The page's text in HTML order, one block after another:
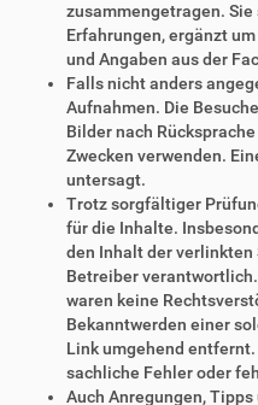
zusammengetragen.
Erfahrungen, ergänzt
und Angaben aus der
Falls nicht anders
Aufnahmen. Die
Bilder nach
Zwecken verwenden.
untersagt.
Trotz sorgfältiger
für die Inhalte.
den Inhalt der
Betreiber
waren keine
Bekanntwerden einer
Link umgehend
sachliche Fehler oder
Auch Anregungen,